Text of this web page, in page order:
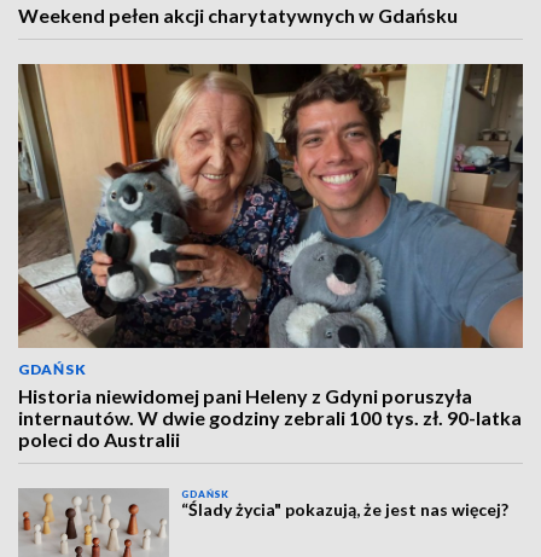
Weekend pełen akcji charytatywnych w Gdańsku
GDAŃSK
Historia niewidomej pani Heleny z Gdyni poruszyła
internautów. W dwie godziny zebrali 100 tys. zł. 90-latka
poleci do Australii
GDAŃSK
“Ślady życia" pokazują, że jest nas więcej?